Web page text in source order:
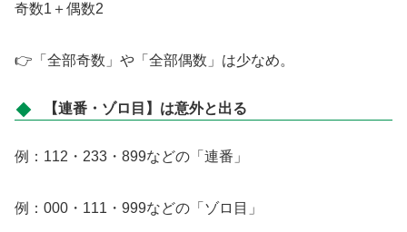
奇数1＋偶数2
👉「全部奇数」や「全部偶数」は少なめ。
【連番・ゾロ目】は意外と出る
例：112・233・899などの「連番」
例：000・111・999などの「ゾロ目」